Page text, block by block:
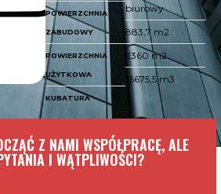
POWIERZCHNIA
ZABUDOWY
POWIERZCHNIA
UŻYTKOWA
KUBATURA
biurowy
883,7 m2
2360 m2
16675,5 m3
Z NAMI WSPÓŁPRACĘ, ALE
I WĄTPLIWOŚCI?